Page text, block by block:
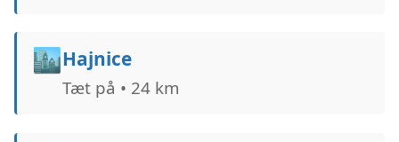
🏙️Hajnice
Tæt på • 24 km